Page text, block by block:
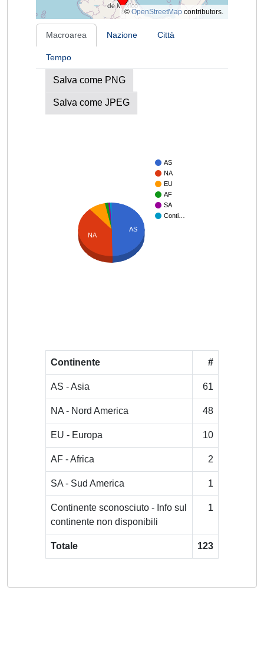
© OpenStreetMap contributors.
Macroarea Nazione Città
Tempo
Salva come PNG
Salva come JPEG
AS
NA
EU
AF
SA
Conti…
AS
NA
Continente #
AS - Asia 61
NA - Nord America 48
EU - Europa 10
AF - Africa 2
SA - Sud America 1
Continente sconosciuto - Info sul
continente non disponibili
1
Totale 123